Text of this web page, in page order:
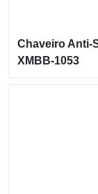
XMBB-1053